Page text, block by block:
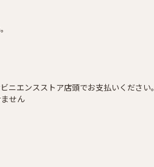
ニエンスストア店頭でお支払いください。
せん